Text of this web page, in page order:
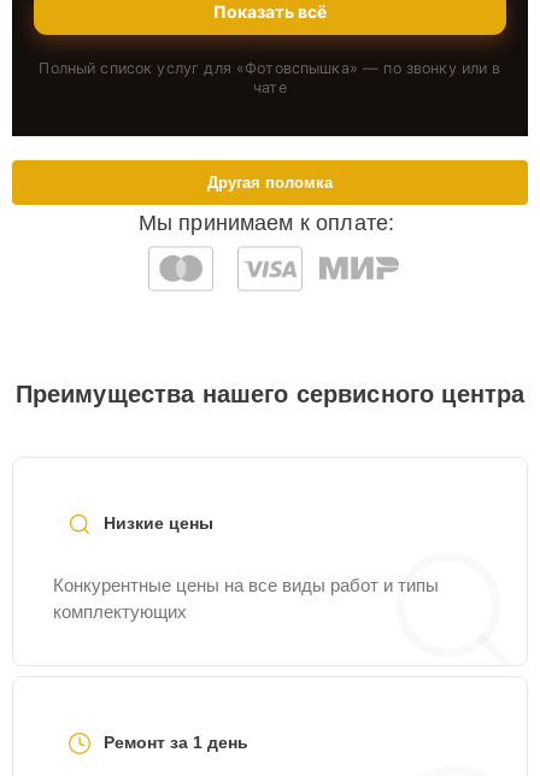
Показать всё
Полный список услуг для «Фотовспышка» — по звонку или в
чате
Мы принимаем к оплате:
Другая поломка
Преимущества нашего сервисного центра
Низкие цены
Конкурентные цены на все виды работ и типы
комплектующих
Ремонт за 1 день